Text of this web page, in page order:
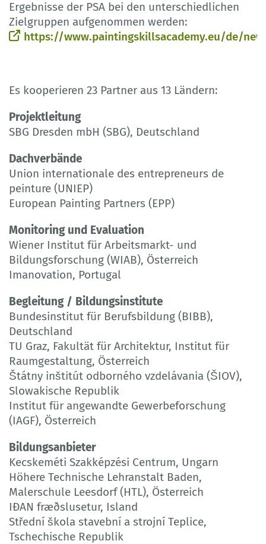
Ergebnisse der PSA bei den unterschiedlichen
Zielgruppen aufgenommen werden:
https://www.paintingskillsacademy.eu/de/
Es kooperieren 23 Partner aus 13 Ländern:
Projektleitung
SBG Dresden mbH (SBG), Deutschland
Dachverbände
Union internationale des entrepreneurs de
peinture (UNIEP)
European Painting Partners (EPP)
Monitoring und Evaluation
Wiener Institut für Arbeitsmarkt- und
Bildungsforschung (WIAB), Österreich
Imanovation, Portugal
Begleitung / Bildungsinstitute
Bundesinstitut für Berufsbildung (BIBB),
Deutschland
TU Graz, Fakultät für Architektur, Institut für
Raumgestaltung, Österreich
Štátny inštitút odborného vzdelávania (ŠIOV),
Slowakische Republik
Institut für angewandte Gewerbeforschung
(IAGF), Österreich
Bildungsanbieter
Kecskeméti Szakképzési Centrum, Ungarn
Höhere Technische Lehranstalt Baden,
Malerschule Leesdorf (HTL), Österreich
IÐAN fræðslusetur, Island
Střední škola stavební a strojní Teplice,
Tschechische Republik